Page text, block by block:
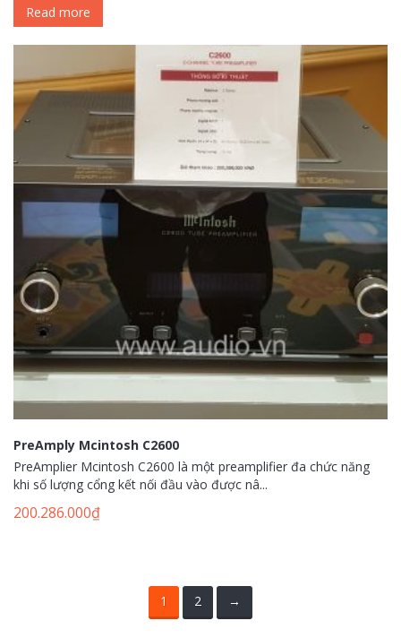
Read more
PreAmply Mcintosh C2600
PreAmplier Mcintosh C2600 là một preamplifier đa chức năng
khi số lượng cổng kết nối đầu vào được nâ...
200.286.000₫
1 2 →